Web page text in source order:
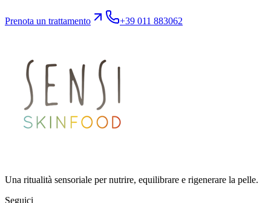
Prenota un trattamento +39 011 883062
Una ritualità sensoriale per nutrire, equilibrare e rigenerare la pelle.
Seguici